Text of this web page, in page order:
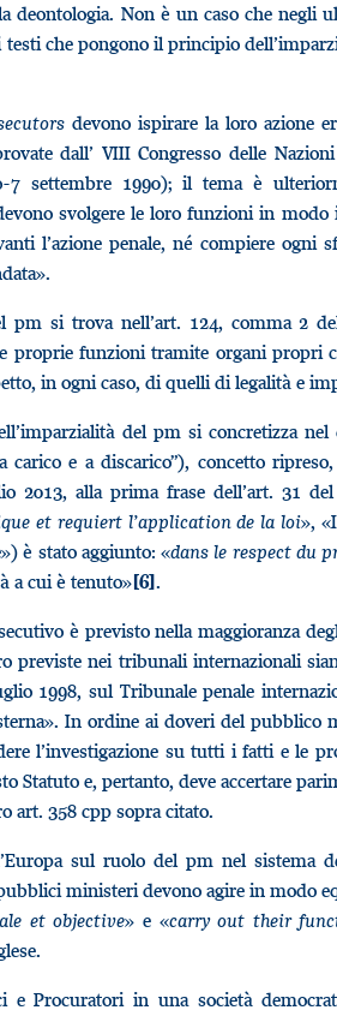
deontologia. Non è un caso che negli
che pongono il principio
devono ispirare la loro azione
dall’ VIII Congresso delle
7 settembre 1990); il tema è
svolgere le loro funzioni in modo
l’azione penale, né compiere ogni
pm si trova nell’art. 124, comma 2
proprie funzioni tramite organi propri
in ogni caso, di quelli di legalità e
del pm si concretizza nel
carico e a discarico”), concetto
2013, alla prima frase dell’art. 31
et requiert l’application de la loi»,
è stato aggiunto: «dans le respect du
a cui è tenuto»[6].
è previsto nella maggioranza
nei tribunali internazionali
1998, sul Tribunale penale
In ordine ai doveri del pubblico
l’investigazione su tutti i fatti e le
Statuto e, pertanto, deve accertare
art. 358 cpp sopra citato.
sul ruolo del pm nel sistema
ministeri devono agire in modo
et objective» e «carry out their
e Procuratori in una società